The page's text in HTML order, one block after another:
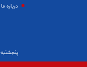
درباره ما
پنجشنبه ۱۵ مرداد ۱۴۰۵